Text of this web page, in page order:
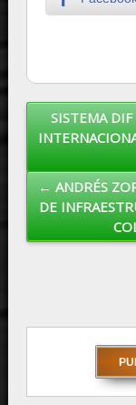
Post
SISTEMA
← ANDRÉS
DE